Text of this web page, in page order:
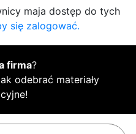
maja dostęp do tych
się zalogować.
firma?
odebrać materiały